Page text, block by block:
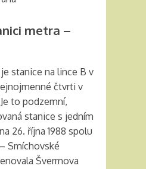
metra –
stanice na lince B v
čtvrti v
to podzemní,
stanice s jedním
26. října 1988 spolu
Smíchovské
Švermova